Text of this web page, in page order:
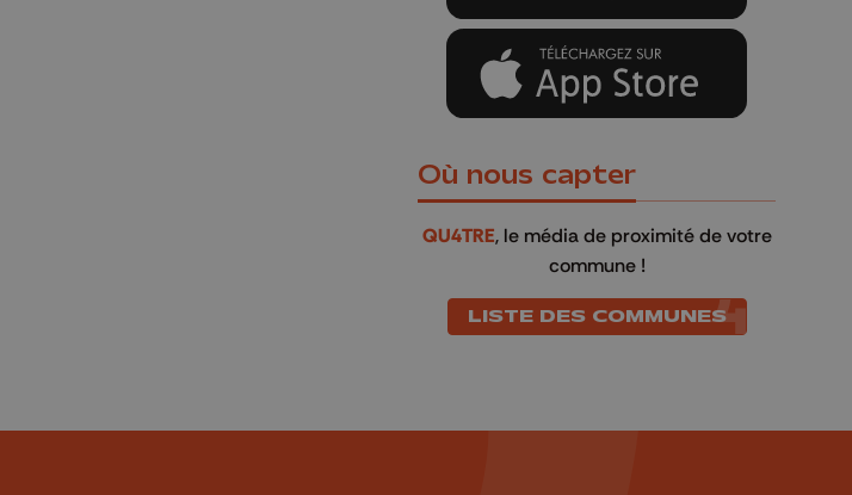
Où nous capter
QU4TRE, le média de proximité de votre
commune !
LISTE DES COMMUNES